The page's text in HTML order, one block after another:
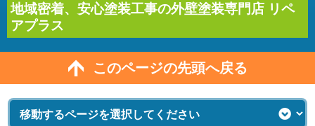
地域密着、安心塗装工事の外壁塗装専門店 リペ
アプラス
このページの先頭へ戻る